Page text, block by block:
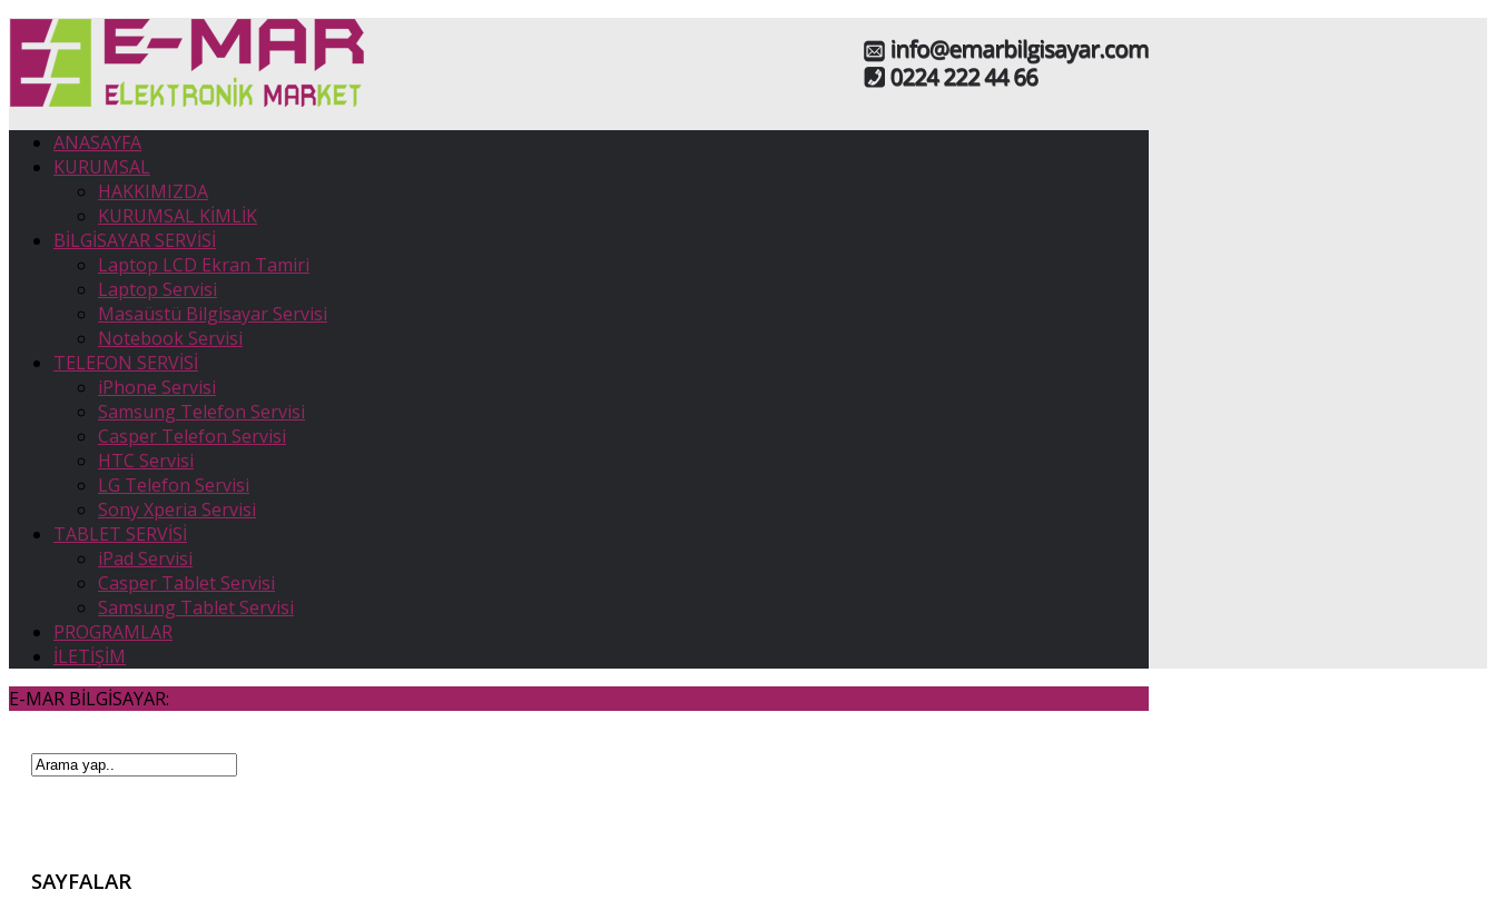
ANASAYFA
KURUMSAL
HAKKIMIZDA
KURUMSAL KİMLİK
BİLGİSAYAR SERVİSİ
Laptop LCD Ekran Tamiri
Laptop Servisi
Masaüstü Bilgisayar Servisi
Notebook Servisi
TELEFON SERVİSİ
iPhone Servisi
Samsung Telefon Servisi
Casper Telefon Servisi
HTC Servisi
LG Telefon Servisi
Sony Xperia Servisi
TABLET SERVİSİ
iPad Servisi
Casper Tablet Servisi
Samsung Tablet Servisi
PROGRAMLAR
İLETİŞİM
E-MAR BİLGİSAYAR:
SAYFALAR